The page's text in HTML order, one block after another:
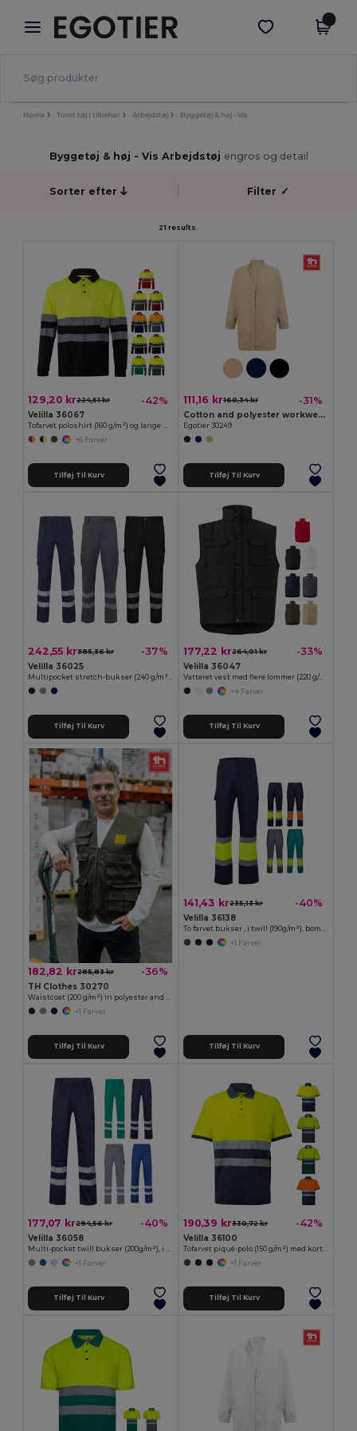
× Egotier-app
Bedre priser i appen!
Hent app
Home Tomt tøj | tilbehør Arbejdstøj Byggetøj & høj - Vis
Byggetøj & høj - Vis Arbejdstøj engros og detail
Sorter efter Filter ✓
21 results.
129,20 kr224,51 kr -42%
Velilla 36067
Tofarvet poloshirt (160 g/m²) og lange ærmer, i polyester (100 %)
+6 Farver
Tilføj Til Kurv
111,16 kr160,34 kr -31%
Cotton and polyester workwear jacket
Egotier 30249
Tilføj Til Kurv
242,55 kr385,36 kr -37%
Velilla 36025
Tilføj Til Kurv
177,22 kr264,01 kr -33%
Velilla 36047
Vatteret vest med flere lommer (220 g/m²), i polyester (100 %)
+4 Farver
Tilføj Til Kurv
182,82 kr285,83 kr -36%
TH Clothes 30270
+1 Farver
Tilføj Til Kurv
141,43 kr235,13 kr -40%
Velilla 36138
+1 Farver
Tilføj Til Kurv
177,07 kr294,56 kr -40%
Velilla 36058
+1 Farver
Tilføj Til Kurv
190,39 kr330,72 kr -42%
Velilla 36100
+1 Farver
Tilføj Til Kurv